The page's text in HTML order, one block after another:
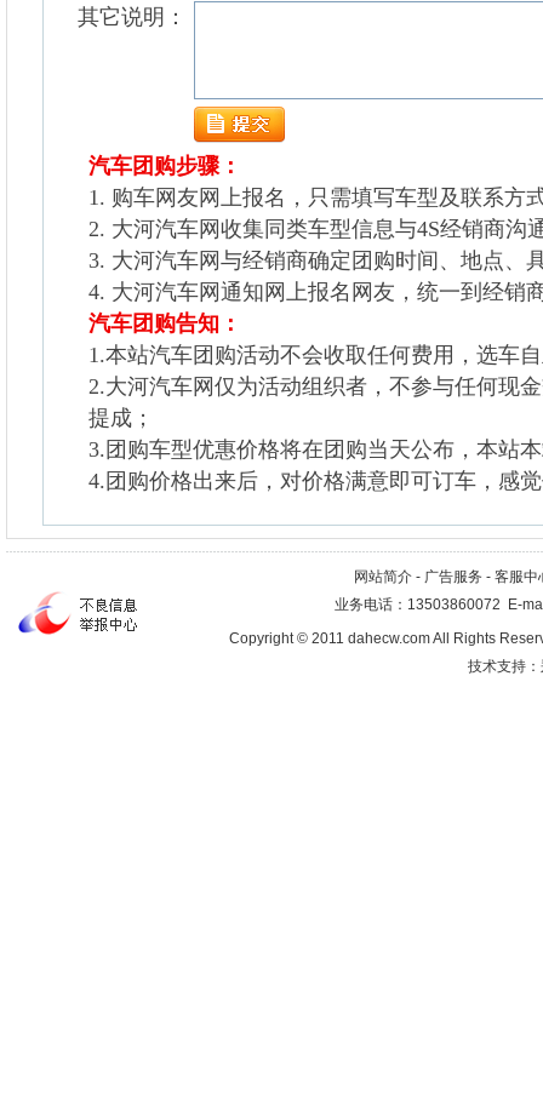
其它说明：
汽车团购步骤：
1. 购车网友网上报名，只需填写车型及联系方
2. 大河汽车网收集同类车型信息与4S经销商沟
3. 大河汽车网与经销商确定团购时间、地点、
4. 大河汽车网通知网上报名网友，统一到经销
汽车团购告知：
1.本站汽车团购活动不会收取任何费用，选车
2.大河汽车网仅为活动组织者，不参与任何现
提成；
3.团购车型优惠价格将在团购当天公布，本站
4.团购价格出来后，对价格满意即可订车，感
网站简介 - 广告服务 - 客服中
业务电话：13503860072 E-
Copyright © 2011 dahecw.com All Rights
技术支持：